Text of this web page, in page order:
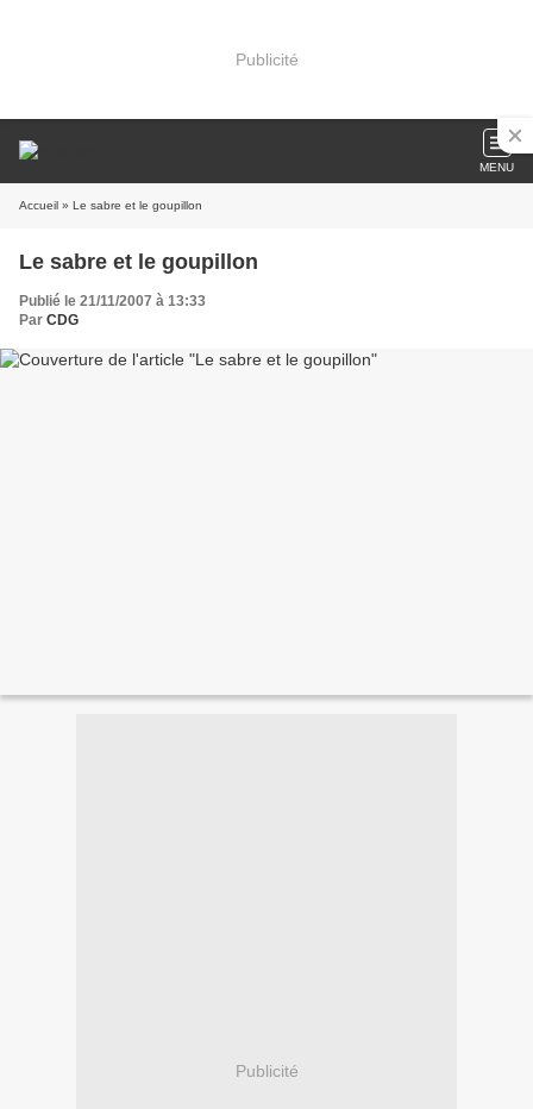
Publicité
MENU
Accueil » Le sabre et le goupillon
Le sabre et le goupillon
Publié le 21/11/2007 à 13:33
Par CDG
Publicité